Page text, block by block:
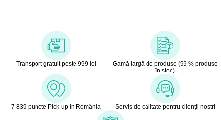
Transport gratuit peste 999 lei
Gamă largă de produse (99 % produse
în stoc)
7 839 puncte Pick-up in România Servis de calitate pentru clienţii noştri